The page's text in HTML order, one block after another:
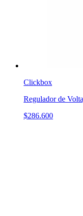
Clickbox
Regulador de
$286.600